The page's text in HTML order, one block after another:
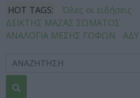
HOT TAGS:
Όλες οι ειδήσεις
ΔΕΙΚΤΗΣ ΜΑΖΑΣ ΣΩΜΑΤΟΣ
ΑΝΑΛΟΓΙΑ ΜΕΣΗΣ ΓΟΦΩΝ